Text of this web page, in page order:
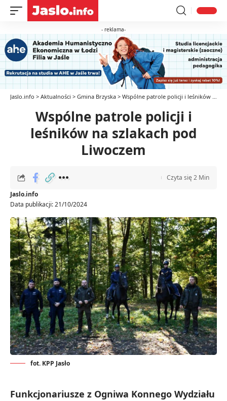
- reklama-
Jaslo.info > Aktualności > Gmina Brzyska > Wspólne patrole policji i leśników na szlakach pod Liwoczem
Wspólne patrole policji i
leśników na szlakach pod
Liwoczem
Data publikacji: 21/10/2024
Jaslo.info
Czyta się 2 Min
fot. KPP Jasło
Funkcjonariusze z Ogniwa Konnego Wydziału